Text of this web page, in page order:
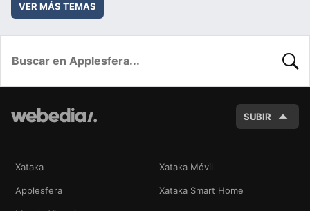
VER MÁS TEMAS
SUBIR
Xataka Xataka Móvil
Applesfera Xataka Smart Home